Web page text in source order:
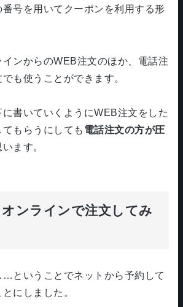
番号を用いてクーポンを利用する形
インからのWEB注文のほか、電話注
も使うことができます。
書いていくようにWEB注文をした
もらうにしても 電話注文の方が圧
ます。
ンラインで注文してみ
ということでネットから予約して
にしました。